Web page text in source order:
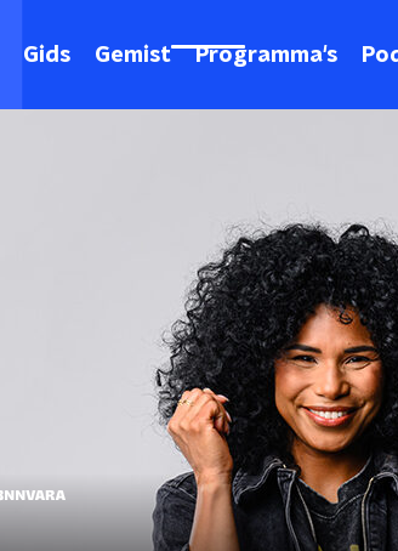
Gids Gemist Programma's